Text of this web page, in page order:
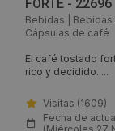
FORTE - 22696
Bebidas
Cápsulas de café
El café tostado
rico y decidido. ...
Visitas (1609)
Fecha de